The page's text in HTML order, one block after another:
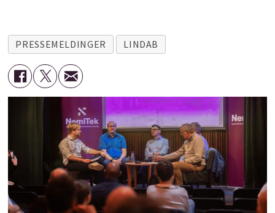
PRESSEMELDINGER LINDAB